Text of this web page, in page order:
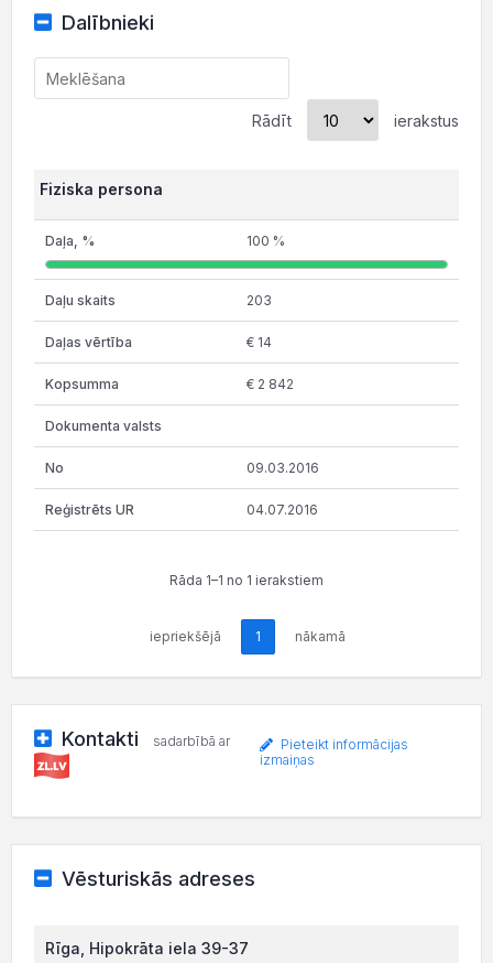
Dalībnieki
Rādīt ierakstus
Fiziska persona
100 %
203
€ 14
€ 2 842
09.03.2016
04.07.2016
Rāda 1–1 no 1 ierakstiem
iepriekšējā 1 nākamā
Kontakti sadarbībā ar
Pieteikt informācijas
izmaiņas
Vēsturiskās adreses
Rīga, Hipokrāta iela 39-37